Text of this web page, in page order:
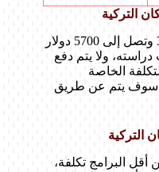
التركية
تبدأ تكلفة دراسة البكالوريوس من 3225 وتصل إلى 5700 دولار
دراسته، ولا يتم دفع
الخاصة
سوف يتم عن طريق
التركية
أقل البرامج تكلفة،